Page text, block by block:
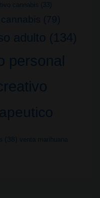
cannabis (33)
(79)
adulto (134)
personal
(38) venta marihuana